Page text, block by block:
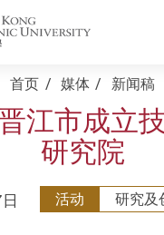
首页 媒体 新闻稿
江市成立
研究院
活动 研究及